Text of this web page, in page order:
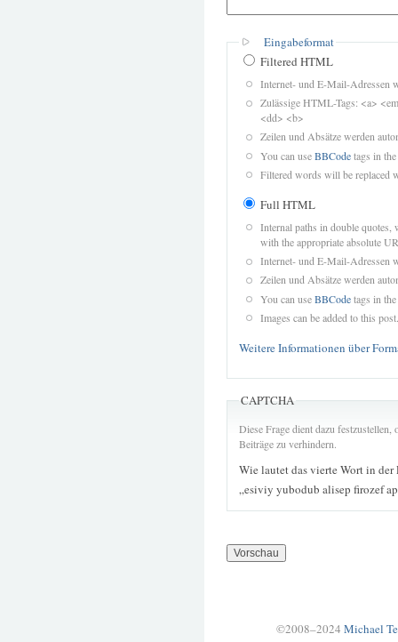
Eingabeformat
Filtered HTML
Internet- und E-Mail-Adressen
Zulässige HTML-Tags: <a>
<dd> <b>
Zeilen und Absätze werden
You can useBBCodetags in
Filtered words will be replaced
Full HTML
Internal paths in double quotes,
with the appropriate absolute
Internet- und E-Mail-Adressen
Zeilen und Absätze werden
You can useBBCodetags in
Images can be added to this post.
Weitere Informationen über
CAPTCHA
Diese Frage dient dazu
Beiträge zu verhindern.
Wie lautet das vierte Wort in der
„esiviy yubodub alisep firozef
©2008–2024 Michael